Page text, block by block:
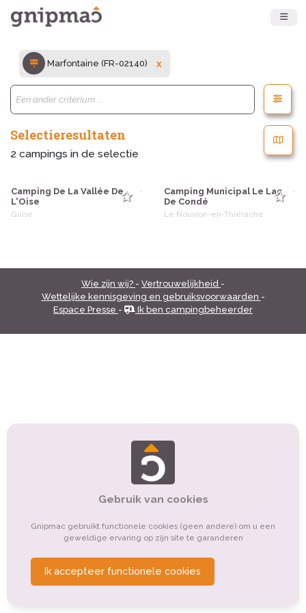
Selectieresultaten
2 campings in de selectie
-
Camping De La Vallée De
L'Oise
Guise
-
Camping Municipal Le Lac
De Condé
Le Nouvion-en-Thiérache
x
Marfontaine (FR-02140)
Gebruik van cookies
Gnipmac gebruikt functionele cookies (geen andere) om u een
geweldige ervaring op zijn site te garanderen
Ik accepteer functionele cookies
Wie zijn wij? - Vertrouwelijkheid -
Wettelijke kennisgeving en gebruiksvoorwaarden -
Espace Presse - Ik ben campingbeheerder